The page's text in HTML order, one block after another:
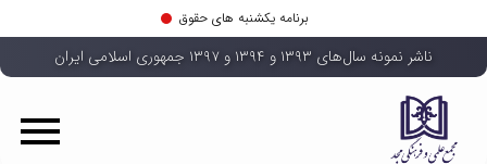
برنامه یکشنبه های حقوق
ناشر نمونه سال‌های ۱۳۹۳ و ۱۳۹۴ و ۱۳۹۷ جمهوری اسلامی ایران